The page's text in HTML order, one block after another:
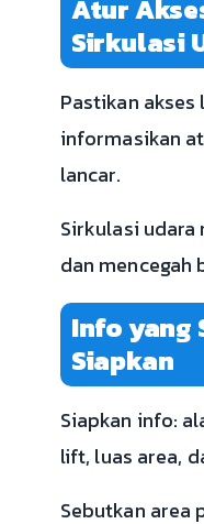
Atur
Sirkulasi
Pastikan
informasikan
lancar.
Sirkulasi
dan mencegah
Info yang
Siapkan
Siapkan info:
lift, luas area,
Sebutkan area